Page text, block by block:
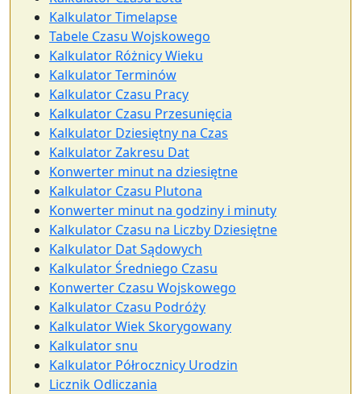
Kalkulator Timelapse
Tabele Czasu Wojskowego
Kalkulator Różnicy Wieku
Kalkulator Terminów
Kalkulator Czasu Pracy
Kalkulator Czasu Przesunięcia
Kalkulator Dziesiętny na Czas
Kalkulator Zakresu Dat
Konwerter minut na dziesiętne
Kalkulator Czasu Plutona
Konwerter minut na godziny i minuty
Kalkulator Czasu na Liczby Dziesiętne
Kalkulator Dat Sądowych
Kalkulator Średniego Czasu
Konwerter Czasu Wojskowego
Kalkulator Czasu Podróży
Kalkulator Wiek Skorygowany
Kalkulator snu
Kalkulator Półrocznicy Urodzin
Licznik Odliczania